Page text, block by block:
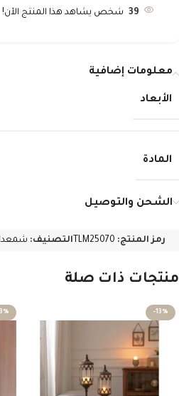
39 شخص يشاهد هذا المنتج الآن!
معلومات إضافية
الأبعاد
المادة
الشحن والتوصيل
رمز المنتج: TLM25070 التصنيف:
منتجات ذات صلة
-13%